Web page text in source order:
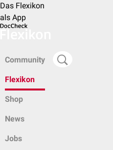
Das Flexikon
als App
Community
Flexikon
Shop
News
Jobs